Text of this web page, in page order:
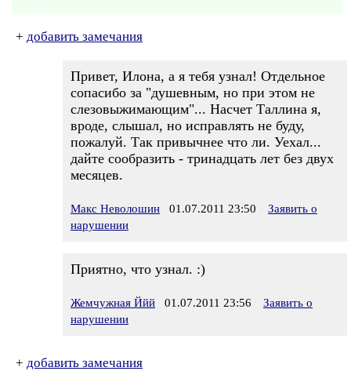
+ добавить замечания
Привет, Илона, а я тебя узнал! Отдельное
сопасибо за "душевным, но при этом не
слезовыжимающим"... Насчет Таллина я,
вроде, слышал, но исправлять не буду,
пожалуй. Так привычнее что ли. Уехал...
дайте сообразить - тринадцать лет без двух
месяцев.
Макс Неволошин 01.07.2011 23:50
Заявить о
нарушении
Приятно, что узнал. :)
Жемчужная Ййй 01.07.2011 23:56
Заявить о
нарушении
+ добавить замечания